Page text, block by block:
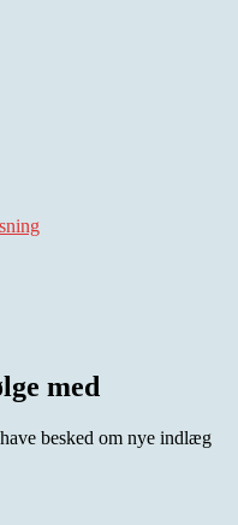
med
besked om nye indlæg